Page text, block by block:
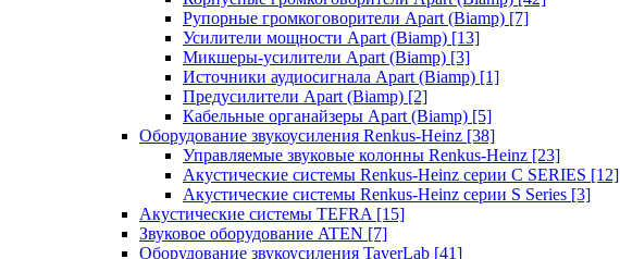
Рупорные громкоговорители Apart (Biamp) [7]
Усилители мощности Apart (Biamp) [13]
Микшеры-усилители Apart (Biamp) [3]
Источники аудиосигнала Apart (Biamp) [1]
Предусилители Apart (Biamp) [2]
Кабельные органайзеры Apart (Biamp) [5]
Оборудование звукоусиления Renkus-Heinz [38]
Управляемые звуковые колонны Renkus-Heinz [23]
Акустические системы Renkus-Heinz серии C SERIES [12]
Акустические системы Renkus-Heinz серии S Series [3]
Акустические системы TEFRA [15]
Звуковое оборудование ATEN [7]
Оборудование звукоусиления TaverLab [41]